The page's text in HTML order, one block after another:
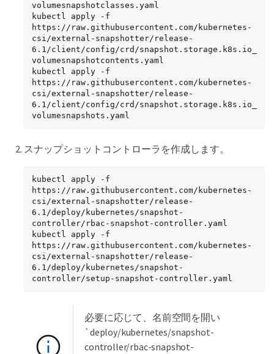
volumesnapshotclasses.yaml
kubectl apply -f
https://raw.githubusercontent.com/kubernetes-
csi/external-snapshotter/release-
6.1/client/config/crd/snapshot.storage.k8s.io_
volumesnapshotcontents.yaml
kubectl apply -f
https://raw.githubusercontent.com/kubernetes-
csi/external-snapshotter/release-
6.1/client/config/crd/snapshot.storage.k8s.io_
volumesnapshots.yaml
スナップショットコントローラを作成します。
kubectl apply -f
https://raw.githubusercontent.com/kubernetes-
csi/external-snapshotter/release-
6.1/deploy/kubernetes/snapshot-
controller/rbac-snapshot-controller.yaml
kubectl apply -f
https://raw.githubusercontent.com/kubernetes-
csi/external-snapshotter/release-
6.1/deploy/kubernetes/snapshot-
controller/setup-snapshot-controller.yaml
必要に応じて、名前空間を開い
`deploy/kubernetes/snapshot-
controller/rbac-snapshot-